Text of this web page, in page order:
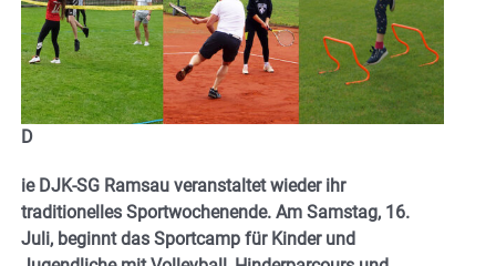
D
ie DJK-SG Ramsau veranstaltet wieder ihr
traditionelles Sportwochenende. Am Samstag, 16.
Juli, beginnt das Sportcamp für Kinder und